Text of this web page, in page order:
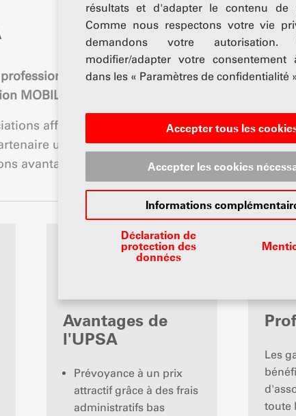
résultats et d'adapter le contenu de
Comme nous respectons votre vie
demandons votre autorisation.
modifier/adapter votre
dans les « Paramètres de confidentialité
Accepter tous les
Accepter les cookies
Informations
Déclaration de
protection des
données
dédiée au secteur suisse de la
MOBIL 33 et la Caisse de pension MOBIL.
affiliées (UPSA, ASTAG, carrosserie suisse,
unique pour les 1er et 2e piliers, qui leur
avantageuses.
Avantages de
l'UPSA
Prévoyance à un prix
attractif grâce à des frais
administratifs bas
Les
toute